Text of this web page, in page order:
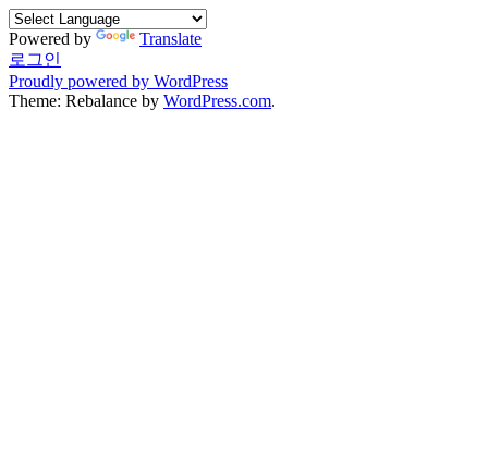
Powered by
Translate
로그인
Proudly powered by WordPress
Theme: Rebalance by WordPress.com.